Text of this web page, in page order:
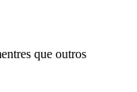
que outros